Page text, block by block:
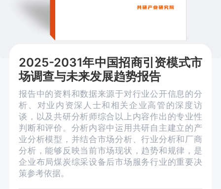
2025-2031年中国招商引资模式市
场调查与未来发展趋势报告
报告中的资料和数据来源于对行业公开信息的分
析、对业内资深人士和相关企业高管的深度访
谈，以及共研分析师综合以上内容作出的专业性
判断和评价。分析内容中运用共研自主建立的产
业分析模型，并结合市场分析、行业分析和厂商
分析，能够反映当前市场现状，趋势和规律，是
企业布局煤炭综采设备后市场服务行业的重要决
策参考依据。